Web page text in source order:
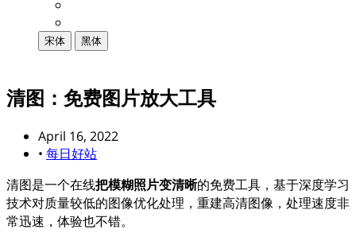
宋体 黑体
清图：免费图片放大工具
April 16, 2022
• 每日好站
清图是一个在线把模糊照片变清晰的免费工具，基于深度学习
技术对质量较低的图像优化处理，重建高清图像，处理速度非
常迅速，体验也不错。